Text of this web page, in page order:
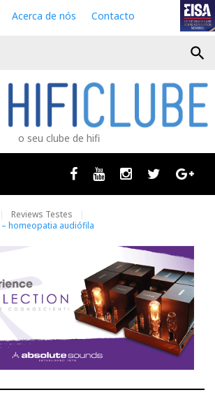
Acerca de nós Contacto
search
o seu clube de hifi
Facebook
Youtube InstagramTwitter
Reviews Testes
homeopatia audiófila